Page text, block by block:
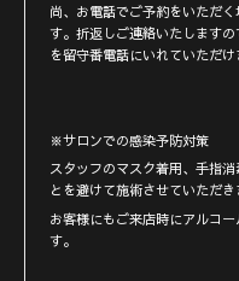
尚、お電話でご予約をいただ
す。折返しご連絡いたします
を留守番電話にいれていただ
※サロンでの感染予防対策
スタッフのマスク着用、手指
とを避けて施術させていただき
お客様にもご来店時にアルコ
す。